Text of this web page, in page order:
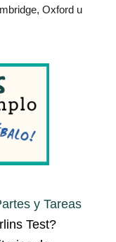
Oxford u
y Tareas
Test?